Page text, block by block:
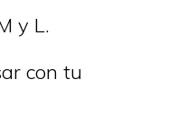
y L.
con tu